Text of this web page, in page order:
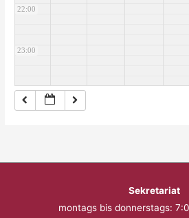
22:00
23:00
Sekretariat
montags bis donnerstags: